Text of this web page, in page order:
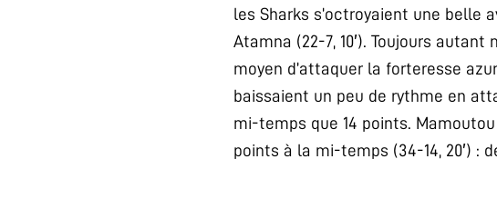
les Sharks s’octroyaient une belle
Atamna (22-7, 10′). Toujours
moyen d’attaquer la forteresse
baissaient un peu de rythme en
mi-temps que 14 points.
points à la mi-temps (34-14, 20′) :